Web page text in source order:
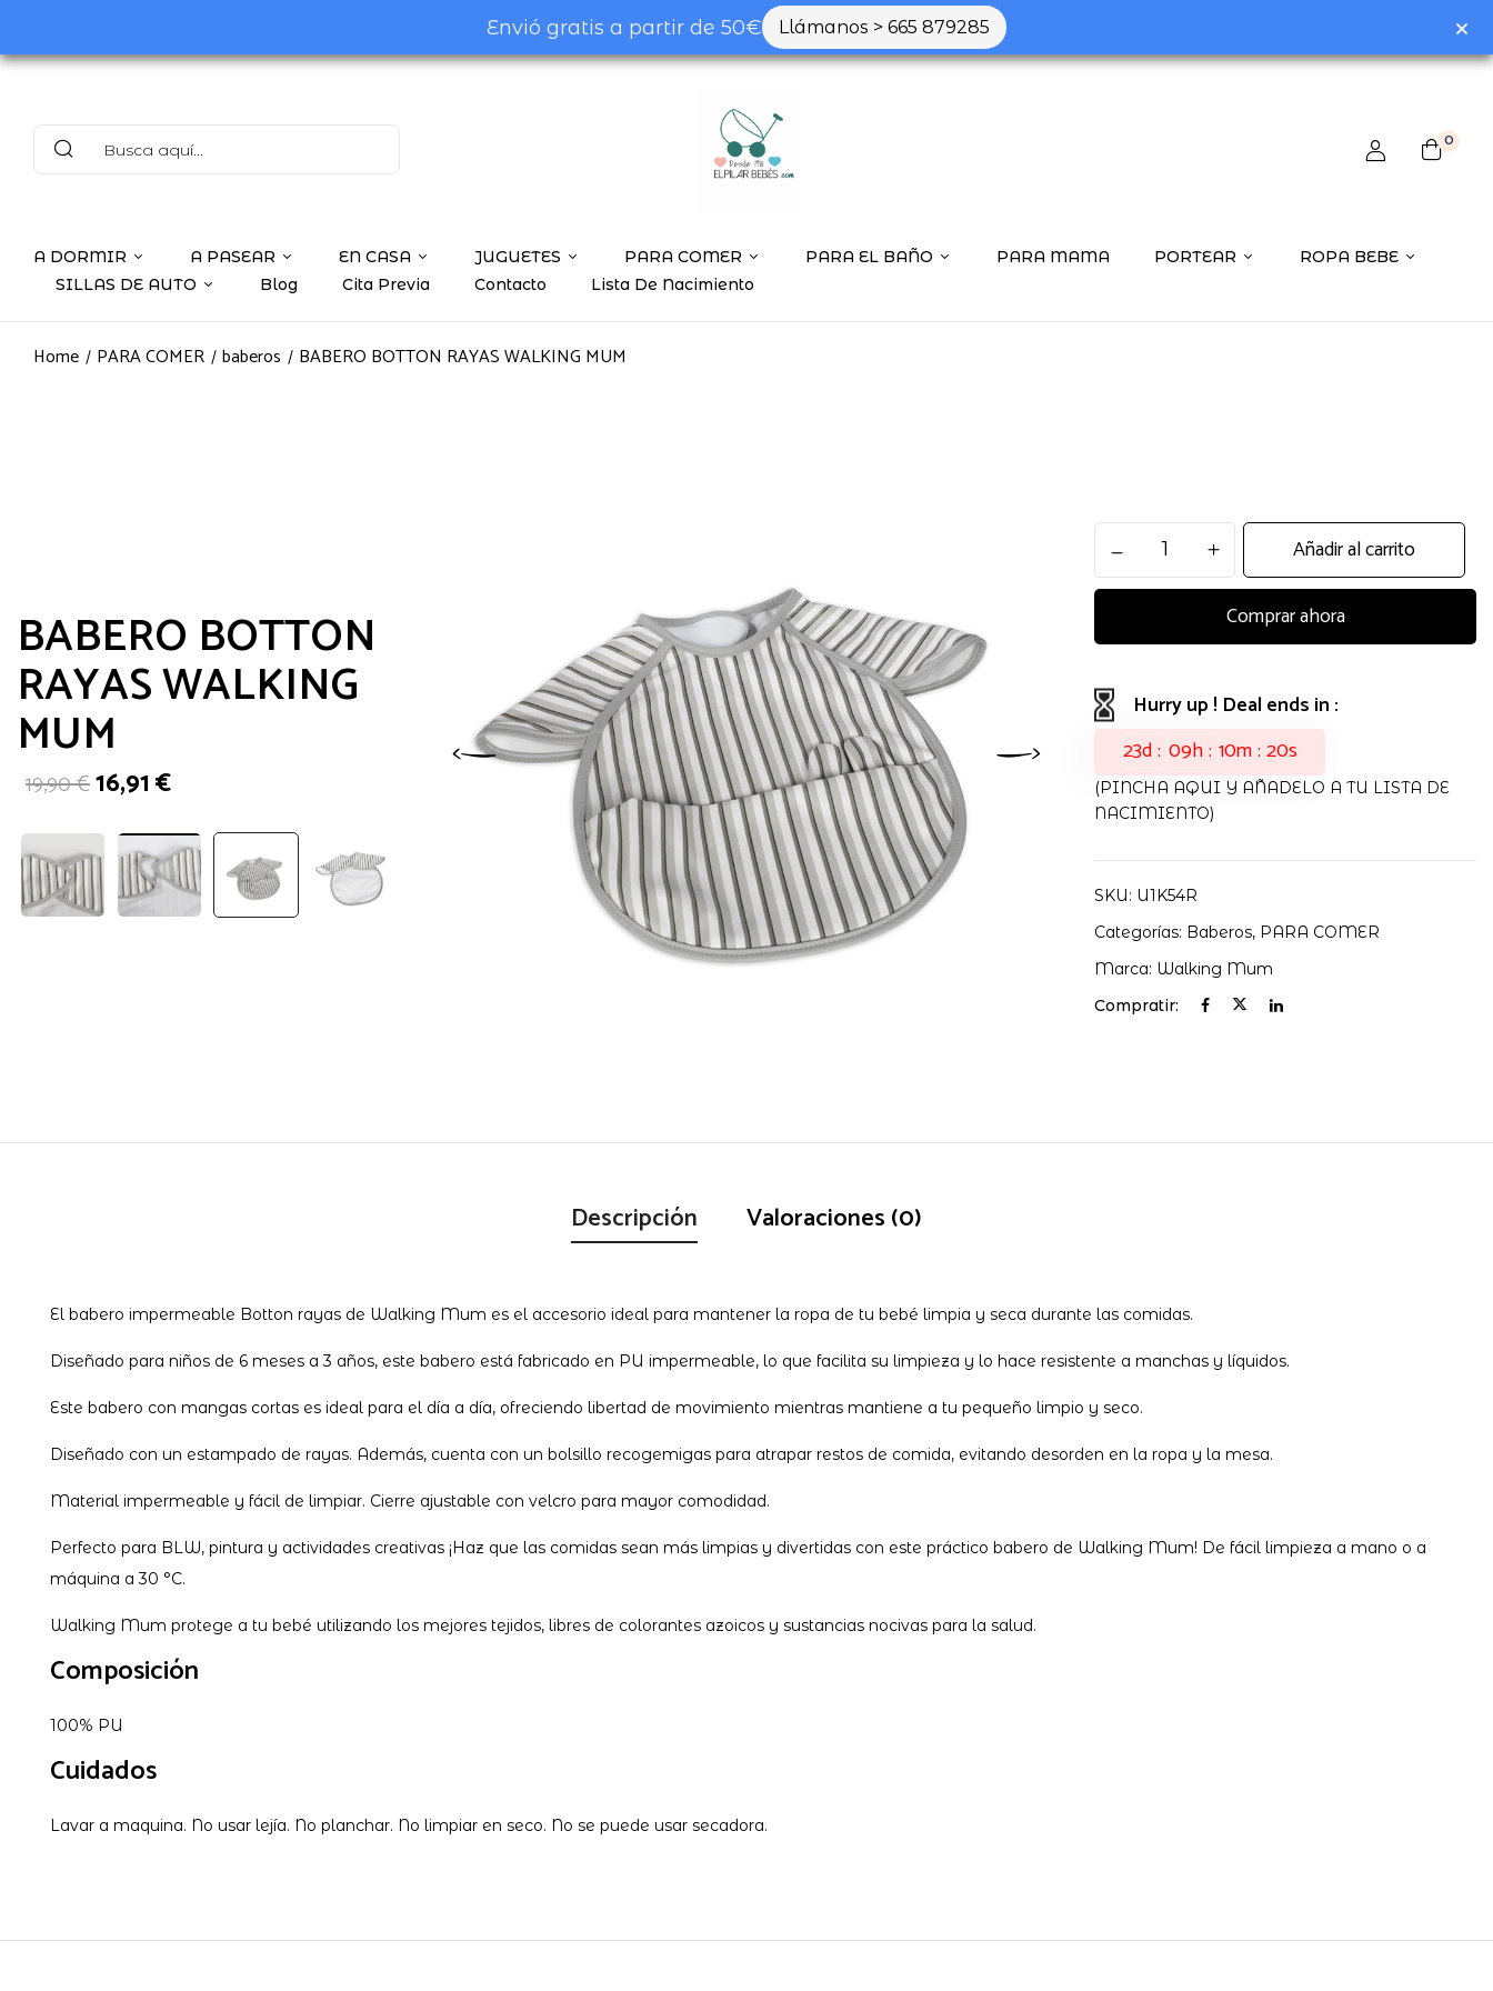
Envió gratis a partir de 50€ Llámanos > 665 879285
0
A DORMIR A PASEAR EN CASA JUGUETES PARA COMER PARA EL BAÑO PARA MAMA PORTEAR
ROPA BEBE
SILLAS DE AUTO
Blog Cita Previa Contacto Lista De Nacimiento
Home PARA COMER baberos BABERO BOTTON RAYAS WALKING MUM
BABERO BOTTON
RAYAS WALKING
MUM
19,90€El
precio
era:
19,90 €.
16,91€Elprecio
es:
16,91 €.
BOTTON
RAYAS
MUM
Añadir al carrito
Comprar ahora
Hurry up ! Deal ends in :
23d 09h 10m 19s
(PINCHA AQUI Y AÑADELO A TU LISTA DE
NACIMIENTO)
SKU: U1K54R
Categorías: Baberos, PARA COMER
Marca: Walking Mum
Compratir:
Descripción Valoraciones (0)
El babero impermeable Botton rayas de Walking Mum es el accesorio ideal para mantener la ropa de tu bebé limpia y seca durante las comidas.
Diseñado para niños de 6 meses a 3 años, este babero está fabricado en PU impermeable, lo que facilita su limpieza y lo hace resistente a manchas y líquidos.
Este babero con mangas cortas es ideal para el día a día, ofreciendo libertad de movimiento mientras mantiene a tu pequeño limpio y seco.
Diseñado con un estampado de rayas. Además, cuenta con un bolsillo recogemigas para atrapar restos de comida, evitando desorden en la ropa y la mesa.
Material impermeable y fácil de limpiar. Cierre ajustable con velcro para mayor comodidad.
Perfecto para BLW, pintura y actividades creativas ¡Haz que las comidas sean más limpias y divertidas con este práctico babero de Walking Mum! De fácil limpieza a mano o a
máquina a 30 °C.
Walking Mum protege a tu bebé utilizando los mejores tejidos, libres de colorantes azoicos y sustancias nocivas para la salud.
Composición
100% PU
Cuidados
Lavar a maquina. No usar lejía. No planchar. No limpiar en seco. No se puede usar secadora.